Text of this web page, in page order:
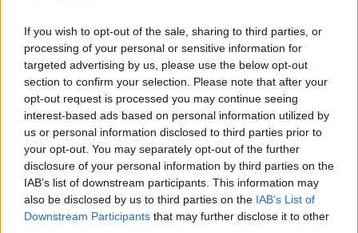
If you wish to opt-out of the sale, sharing to third parties, or
processing of your personal or sensitive information for
targeted advertising by us, please use the below opt-out
section to confirm your selection. Please note that after your
opt-out request is processed you may continue seeing
interest-based ads based on personal information utilized by
us or personal information disclosed to third parties prior to
your opt-out. You may separately opt-out of the further
disclosure of your personal information by third parties on the
IAB’s list of downstream participants. This information may
also be disclosed by us to third parties on the IAB’s List of
Downstream Participants that may further disclose it to other
konzolokon vannak szétszórva, akkor bizony egyedül
fognak játszani.
Kiderült ugyanis, hogy a modern játékélmény egyik
fontos alapköve, a cross-play kimarad a Battlefront
Classic Collectionből. Ez azért lenne fontos, mert
többjátékos élményre koncentráló lövöldékről van szó,
és a platformokon keresztüli átjárhatóság garantálhatná
az aktív közösség fenntartását.